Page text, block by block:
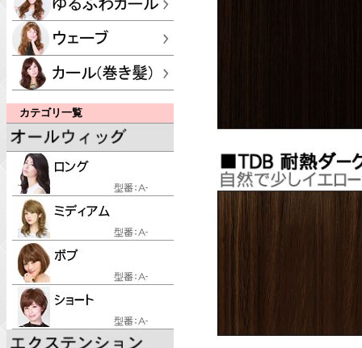
カテゴリ一覧